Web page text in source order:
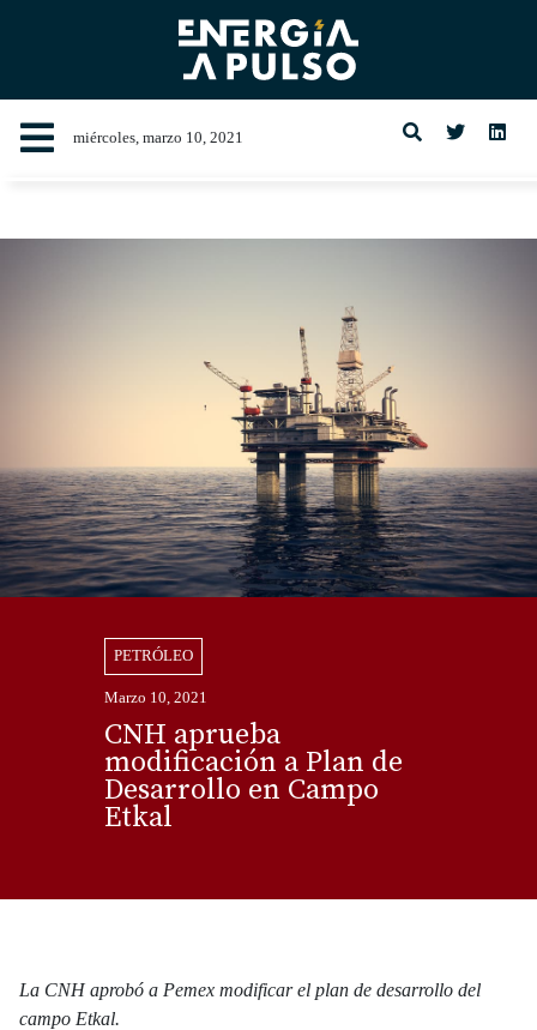
miércoles, marzo 10, 2021
PETRÓLEO
Marzo 10, 2021
CNH aprueba
modificación a Plan de
Desarrollo en Campo
Etkal
La CNH aprobó a Pemex modificar el plan de desarrollo del
campo Etkal.